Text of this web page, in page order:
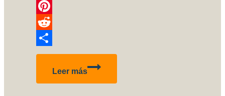
Link
Telegram
Pinterest
Reddit
Compartir
Leer más
Conociendo